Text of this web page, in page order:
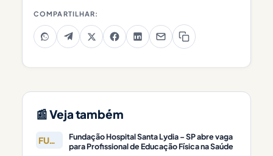
COMPARTILHAR:
📰 Veja também
FUNDAÇÃO
Fundação Hospital Santa Lydia – SP abre vaga
para Profissional de Educação Física na Saúde